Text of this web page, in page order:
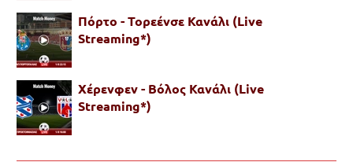
Πόρτο - Τορεένσε Κανάλι (Live
Streaming*)
Χέρενφεν - Βόλος Κανάλι (Live
Streaming*)